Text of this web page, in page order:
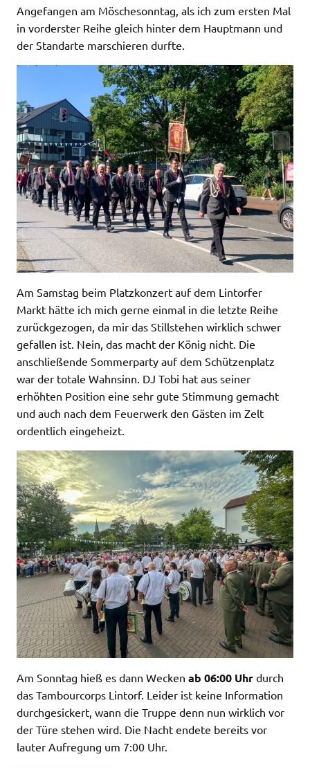
Angefangen am Möschesonntag, als ich zum ersten Mal
in vorderster Reihe gleich hinter dem Hauptmann und
der Standarte marschieren durfte.
Am Samstag beim Platzkonzert auf dem Lintorfer
Markt hätte ich mich gerne einmal in die letzte Reihe
zurückgezogen, da mir das Stillstehen wirklich schwer
gefallen ist. Nein, das macht der König nicht. Die
anschließende Sommerparty auf dem Schützenplatz
war der totale Wahnsinn. DJ Tobi hat aus seiner
erhöhten Position eine sehr gute Stimmung gemacht
und auch nach dem Feuerwerk den Gästen im Zelt
ordentlich eingeheizt.
Am Sonntag hieß es dann Wecken ab 06:00 Uhr durch
das Tambourcorps Lintorf. Leider ist keine Information
durchgesickert, wann die Truppe denn nun wirklich vor
der Türe stehen wird. Die Nacht endete bereits vor
lauter Aufregung um 7:00 Uhr.